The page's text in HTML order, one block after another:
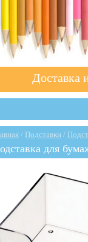
Доставка
/ Подставки /
для